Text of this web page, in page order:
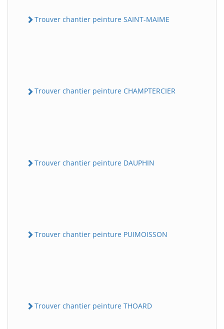
Trouver chantier peinture SAINT-MAIME
Trouver chantier peinture CHAMPTERCIER
Trouver chantier peinture DAUPHIN
Trouver chantier peinture PUIMOISSON
Trouver chantier peinture THOARD